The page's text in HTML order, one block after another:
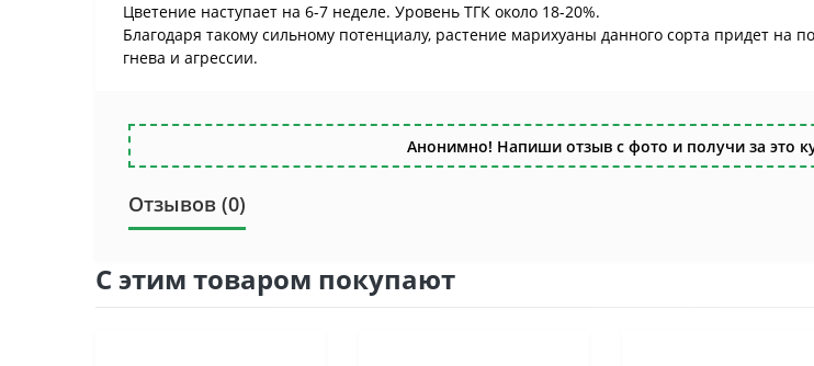
Цветение наступает на 6-7 неделе. Уровень ТГК около 18-20%.
Благодаря такому сильному потенциалу, растение марихуаны данного сорта придет на
гнева и агрессии.
Анонимно! Напиши отзыв с фото и получи за это
Отзывов (0)
С этим товаром покупают